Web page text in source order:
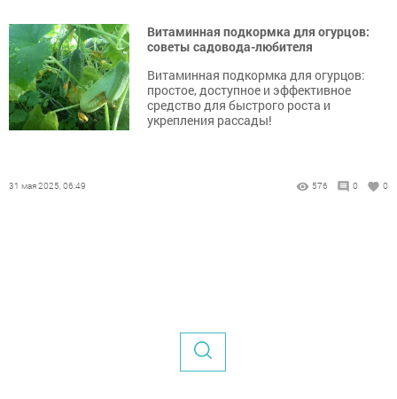
Витаминная подкормка для огурцов:
советы садовода-любителя
Витаминная подкормка для огурцов:
простое, доступное и эффективное
средство для быстрого роста и
укрепления рассады!
31 мая 2025, 06:49 576 0 0